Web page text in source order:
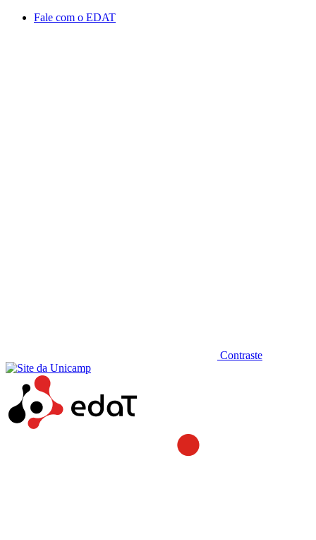
Conteúdo principal Menu principal
Fale com o EDAT
Contraste